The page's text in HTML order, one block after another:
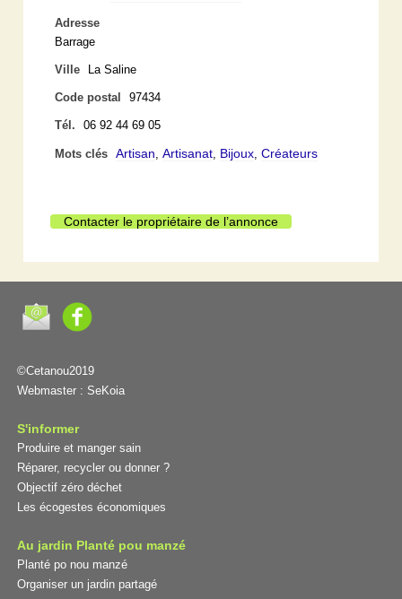
Adresse
Barrage
Ville La Saline
Code postal 97434
Tél. 06 92 44 69 05
Mots clés Artisan ,Artisanat Bijoux ,Créateurs
Contacter le propriétaire de l’annonce
©Cetanou2019
Webmaster : SeKoia
S'informer
Produire et manger sain
Réparer, recycler ou donner ?
Objectif zéro déchet
Les écogestes économiques
Au jardin Planté pou manzé
Planté po nou manzé
Organiser un jardin partagé